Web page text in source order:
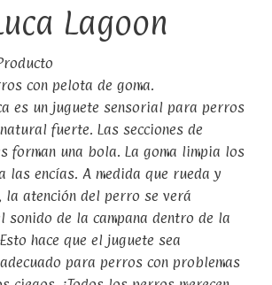
Lagoon
con pelota de goma.
es un juguete sensorial para perros
fuerte. Las secciones de
forman una bola. La goma limpia los
las encías. A medida que rueda y
atención del perro se verá
sonido de la campana dentro de la
hace que el juguete sea
para perros con problemas